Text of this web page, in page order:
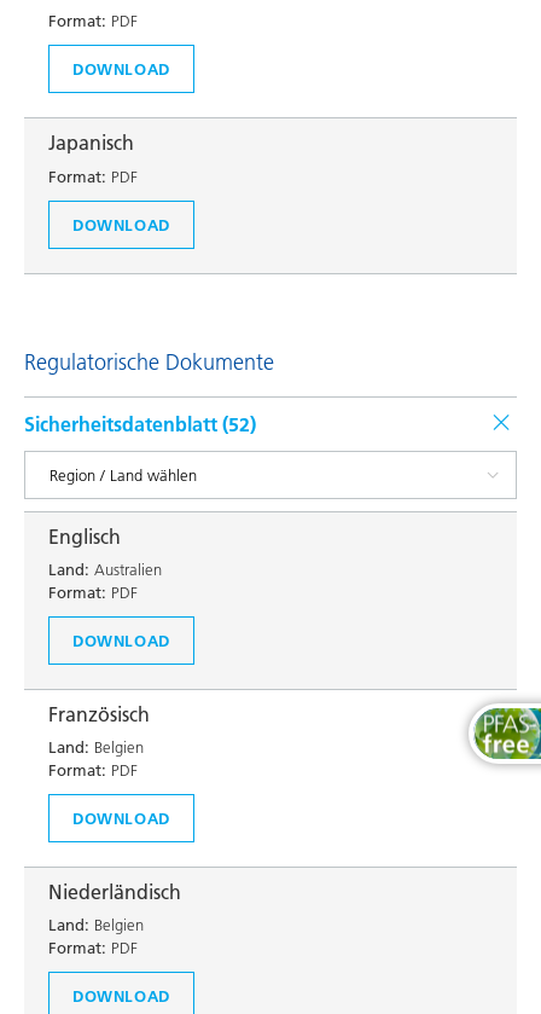
Format: PDF
DOWNLOAD
Japanisch
Format: PDF
DOWNLOAD
Regulatorische Dokumente
Sicherheitsdatenblatt (52)
Englisch
Land: Australien
Format: PDF
DOWNLOAD
Französisch
Land: Belgien
Format: PDF
DOWNLOAD
Niederländisch
Land: Belgien
Format: PDF
DOWNLOAD